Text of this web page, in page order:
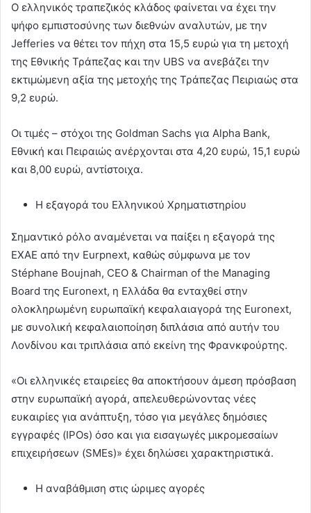
Ο ελληνικός τραπεζικός κλάδος φαίνεται να έχει την
ψήφο εμπιστοσύνης των διεθνών αναλυτών, με την
Jefferies να θέτει τον πήχη στα 15,5 ευρώ για τη μετοχή
της Εθνικής Τράπεζας και την UBS να ανεβάζει την
εκτιμώμενη αξία της μετοχής της Τράπεζας Πειριαώς στα
9,2 ευρώ.
Οι τιμές – στόχοι της Goldman Sachs για Alpha Bank,
Εθνική και Πειραιώς ανέρχονται στα 4,20 ευρώ, 15,1 ευρώ
και 8,00 ευρώ, αντίστοιχα.
Η εξαγορά του Ελληνικού Χρηματιστηρίου
Σημαντικό ρόλο αναμένεται να παίξει η εξαγορά της
ΕΧΑΕ από την Eurpnext, καθώς σύμφωνα με τον
Stéphane Boujnah, CEO & Chairman of the Managing
Board της Euronext, η Ελλάδα θα ενταχθεί στην
ολοκληρωμένη ευρωπαϊκή κεφαλαιαγορά της Euronext,
με συνολική κεφαλαιοποίηση διπλάσια από αυτήν του
Λονδίνου και τριπλάσια από εκείνη της Φρανκφούρτης.
«Οι ελληνικές εταιρείες θα αποκτήσουν άμεση πρόσβαση
στην ευρωπαϊκή αγορά, απελευθερώνοντας νέες
ευκαιρίες για ανάπτυξη, τόσο για μεγάλες δημόσιες
εγγραφές (IPOs) όσο και για εισαγωγές μικρομεσαίων
επιχειρήσεων (SMEs)» έχει δηλώσει χαρακτηριστικά.
Η αναβάθμιση στις ώριμες αγορές